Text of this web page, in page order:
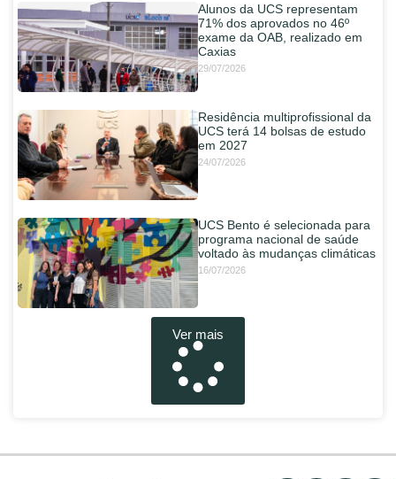
Alunos da UCS representam
71% dos aprovados no 46º
exame da OAB, realizado em
Caxias
29/07/2026
Residência multiprofissional da
UCS terá 14 bolsas de estudo
em 2027
24/07/2026
UCS Bento é selecionada para
programa nacional de saúde
voltado às mudanças climáticas
16/07/2026
Ver mais